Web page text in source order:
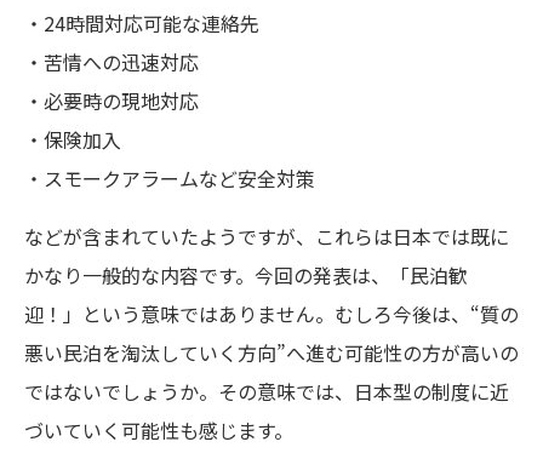
・24時間対応可能な連絡先
・苦情への迅速対応
・必要時の現地対応
・保険加入
・スモークアラームなど安全対策
などが含まれていたようですが、これらは日本では既に
かなり一般的な内容です。今回の発表は、「民泊歓
迎！」という意味ではありません。むしろ今後は、“質の
悪い民泊を淘汰していく方向”へ進む可能性の方が高いの
ではないでしょうか。その意味では、日本型の制度に近
づいていく可能性も感じます。